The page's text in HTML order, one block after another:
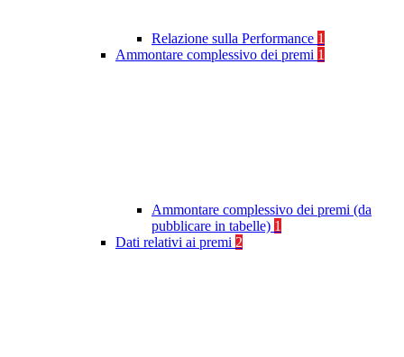
Relazione sulla Performance 1
Ammontare complessivo dei premi 1
Ammontare complessivo dei premi (da
pubblicare in tabelle) 1
Dati relativi ai premi 2